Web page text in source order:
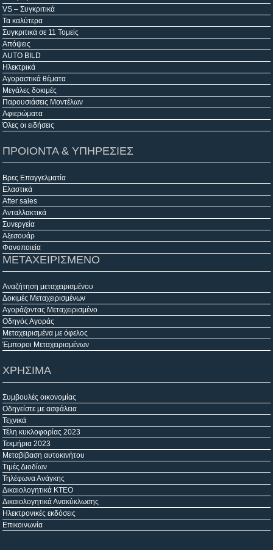
VS – Συγκριτικά
Τα καλύτερα
Συγκριτικά σε 11 Τομείς
Απόψεις
AUTO BILD
Ηλεκτρικά
Αγοραστικά θέματα
Μεγάλες δοκιμές
Παρουσιάσεις Μοντέλων
Αφιερώματα
Όλες οι ειδήσεις
ΠΡΟΙΟΝΤΑ & ΥΠΗΡΕΣΙΕΣ
Βρες Επαγγελματία
Ελαστικά
After sales
Ανταλλακτικά
Συνεργεία
Αξεσουάρ
Φανοποιεία
ΜΕΤΑΧΕΙΡΙΣΜΕΝΟ
Αναζήτηση μεταχειρισμένου
Δοκιμές Μεταχειρισμένων
Αγοράζοντας Μεταχειρισμένο
Οδηγός Αγοράς
Μεταχειρισμένα με όφελος
Έμποροι Μεταχειρισμένων
ΧΡΗΣΙΜΑ
Συμβουλές οικονομίας
Οδηγείστε με ασφάλεια
Τεχνικά
Τέλη κυκλοφορίας 2023
Τεκμήρια 2023
Μεταβίβαση αυτοκινήτου
Τιμές Διοδίων
Τηλέφωνα Ανάγκης
Δικαιολογητικά ΚΤΕΟ
Δικαιολογητικά Ανακύκλωσης
Ηλεκτρονικές εκδόσεις
Επικοινωνία